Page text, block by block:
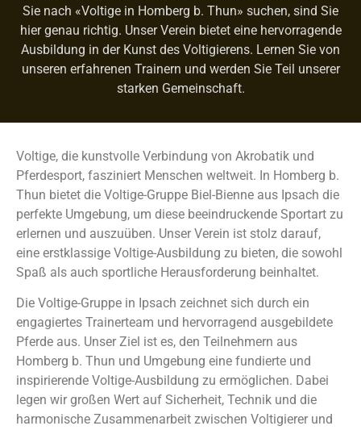
Sie nach «Voltige in Homberg b. Thun» suchen, sind Sie
hier genau richtig. Unser Verein bietet eine hervorragende
Ausbildung in der Kunst des Voltigierens. Lernen Sie von
unseren erfahrenen Trainern und werden Sie Teil unserer
starken Gemeinschaft.
Voltige, die kunstvolle Verbindung von Akrobatik und
Pferdesport, fasziniert Menschen weltweit. In Homberg b.
Thun bietet die Voltige-Gruppe Biel-Bienne aus Ipsach die
perfekte Umgebung, um diese beeindruckende Sportart zu
erlernen und auszuüben. Unser Verein ist stolz darauf,
eine erstklassige Voltige-Ausbildung zu bieten, die sowohl
Spaß als auch sportliche Herausforderung beinhaltet.
Die Voltige-Gruppe in Ipsach zeichnet sich durch ein
engagiertes Trainerteam und hervorragend ausgebildete
Pferde aus. Unser Ziel ist es, den Teilnehmern aus
Homberg b. Thun und Umgebung eine fundierte und
inspirierende Voltige-Ausbildung zu ermöglichen. Dabei
legen wir großen Wert auf Sicherheit, Technik und die
harmonische Zusammenarbeit zwischen Voltigierer und